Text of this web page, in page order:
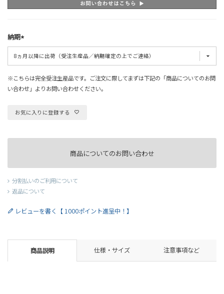
納期
※こちらは完全受注生産品です。ご注文に際してまずは下記の「商品についてのお問
い合わせ」よりお問い合わせください。
お気に入りに登録する
商品についてのお問い合わせ
分割払いのご利用について
返品について
レビューを書く【 1000ポイント進呈中！】
商品説明 仕様・サイズ 注意事項など